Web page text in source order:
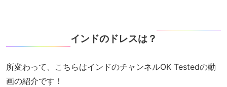
インドのドレスは？
所変わって、こちらはインドのチャンネルOK Testedの動
画の紹介です！